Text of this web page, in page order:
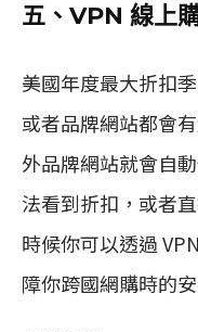
五、VPN 線上
美國年度最大折扣
或者品牌網站都會
外品牌網站就會自
法看到折扣，或者
時候你可以透過
障你跨國網購時的安